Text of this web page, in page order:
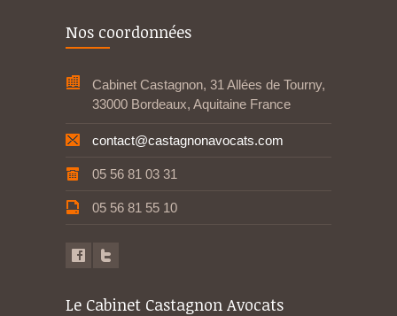
Nos coordonnées
Cabinet Castagnon, 31 Allées de Tourny,
33000 Bordeaux, Aquitaine France
contact@castagnonavocats.com
05 56 81 03 31
05 56 81 55 10
Le Cabinet Castagnon Avocats